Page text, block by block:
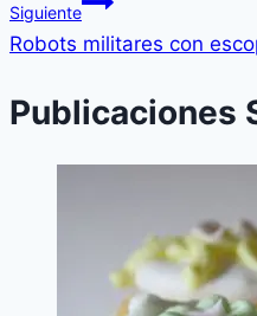
Siguiente
Robots militares con
Publicaciones